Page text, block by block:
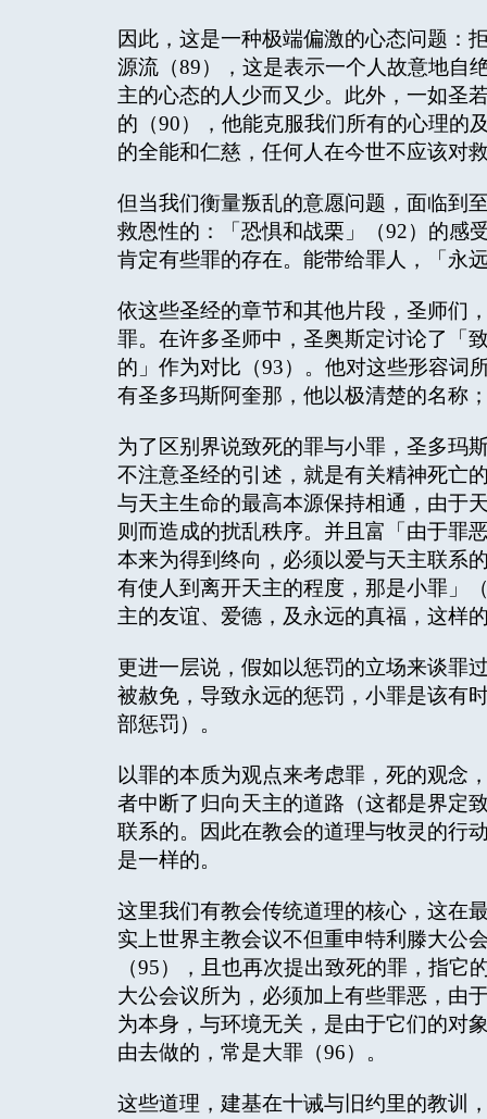
因此，这是一种极端偏激的心态问题：
源流（89），这是表示一个人故意地自
主的心态的人少而又少。此外，一如圣
的（90），他能克服我们所有的心理的
的全能和仁慈，任何人在今世不应该对
但当我们衡量叛乱的意愿问题，面临到
救恩性的：「恐惧和战栗」（92）的感
肯定有些罪的存在。能带给罪人，「永
依这些圣经的章节和其他片段，圣师们
罪。在许多圣师中，圣奥斯定讨论了「
的」作为对比（93）。他对这些形容词
有圣多玛斯阿奎那，他以极清楚的名称
为了区别界说致死的罪与小罪，圣多玛
不注意圣经的引述，就是有关精神死亡
与天主生命的最高本源保持相通，由于
则而造成的扰乱秩序。并且富「由于罪
本来为得到终向，必须以爱与天主联系
有使人到离开天主的程度，那是小罪」
主的友谊、爱德，及永远的真福，这样
更进一层说，假如以惩罚的立场来谈罪
被赦免，导致永远的惩罚，小罪是该有
部惩罚）。
以罪的本质为观点来考虑罪，死的观念
者中断了归向天主的道路（这都是界定
联系的。因此在教会的道理与牧灵的行
是一样的。
这里我们有教会传统道理的核心，这在
实上世界主教会议不但重申特利滕大公
（95），且也再次提出致死的罪，指
大公会议所为，必须加上有些罪恶，由
为本身，与环境无关，是由于它们的对
由去做的，常是大罪（96）。
这些道理，建基在十诫与旧约里的教训